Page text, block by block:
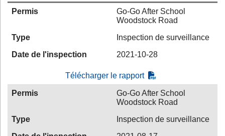
Permis
Go-Go After School
Woodstock Road
Type
Inspection de surveillance
Date de l'inspection
2021-10-28
Télécharger le rapport
Permis
Go-Go After School
Woodstock Road
Type
Inspection de surveillance